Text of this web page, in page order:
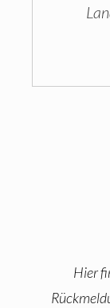
Hier